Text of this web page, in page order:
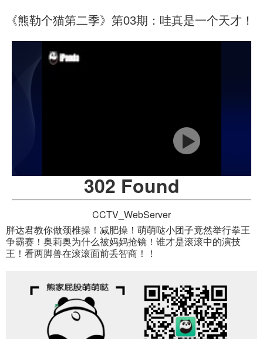
《熊勒个猫第二季》第03期：哇真是一个天才！
302 Found
CCTV_WebServer
胖达君教你做颈椎操！减肥操！萌萌哒小团子竟然举行拳王
争霸赛！奥莉奥为什么被妈妈抢镜！谁才是滚滚中的演技
王！看两脚兽在滚滚面前丢智商！！